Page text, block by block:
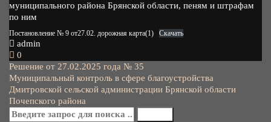
муниципального района Брянской области, пеням и штрафам
по ним
Постановление № 9 от27.02. дорожная карта(1) Скачать
admin
0
Навигация
по
записям
Решение от 27.02.2025 года № 35
Муниципальный контроль в сфере благоустройства
Дмитровской сельской администрации Брянской области
Почепского района